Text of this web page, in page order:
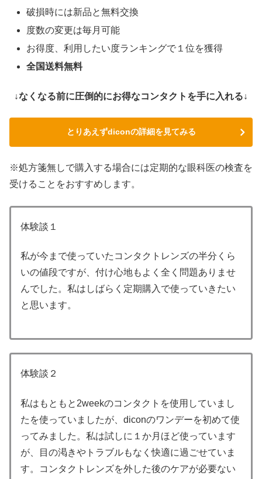
破損時には新品と無料交換
度数の変更は毎月可能
お得度、利用したい度ランキングで１位を獲得
全国送料無料
↓なくなる前に圧倒的にお得なコンタクトを手に入れる↓
とりあえずdiconの詳細を見てみる
※処方箋無しで購入する場合には定期的な眼科医の検査を
受けることをおすすめします。
体験談１
私が今まで使っていたコンタクトレンズの半分くら
いの値段ですが、付け心地もよく全く問題ありませ
んでした。私はしばらく定期購入で使っていきたい
と思います。
体験談２
私はもともと2weekのコンタクトを使用していまし
たを使っていましたが、diconのワンデーを初めて使
ってみました。私は試しに１か月ほど使っています
が、目の渇きやトラブルもなく快適に過ごせていま
す。コンタクトレンズを外した後のケアが必要ない